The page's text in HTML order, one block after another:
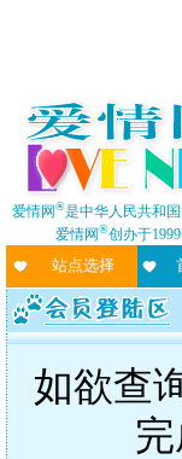
爱情网®是中华人民共和
爱情网®创办于1999
站点选择
如欲查